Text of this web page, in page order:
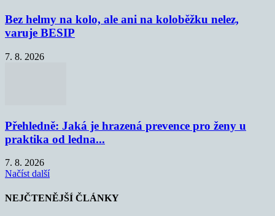
Bez helmy na kolo, ale ani na koloběžku nelez,
varuje BESIP
7. 8. 2026
Přehledně: Jaká je hrazená prevence pro ženy u
praktika od ledna...
7. 8. 2026
Načíst další
NEJČTENĚJŠÍ ČLÁNKY